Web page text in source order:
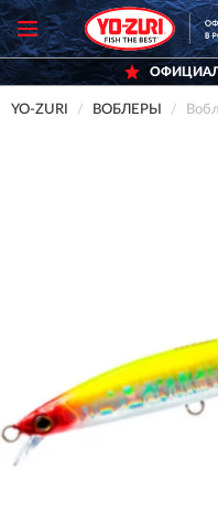
YO-ZURI ВОБЛЕРЫ